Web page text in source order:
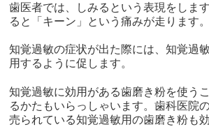
歯医者では、しみるという表現をしま
ると「キーン」という痛みが走ります。
知覚過敏の症状が出た際には、知覚過
用するように促します。
知覚過敏に効用がある歯磨き粉を使う
るかたもいらっしゃいます。歯科医院
売られている知覚過敏用の歯磨き粉も